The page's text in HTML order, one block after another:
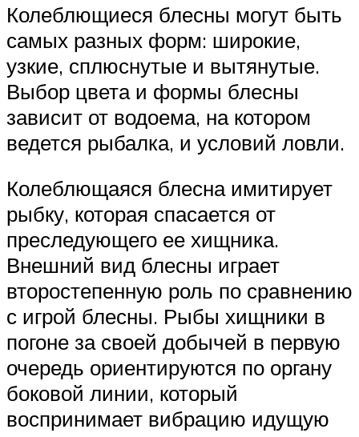
Колеблющиеся блесны могут быть
самых разных форм: широкие,
узкие, сплюснутые и вытянутые.
Выбор цвета и формы блесны
зависит от водоема, на котором
ведется рыбалка, и условий ловли.
Колеблющаяся блесна имитирует
рыбку, которая спасается от
преследующего ее хищника.
Внешний вид блесны играет
второстепенную роль по сравнению
с игрой блесны. Рыбы хищники в
погоне за своей добычей в первую
очередь ориентируются по органу
боковой линии, который
воспринимает вибрацию идущую